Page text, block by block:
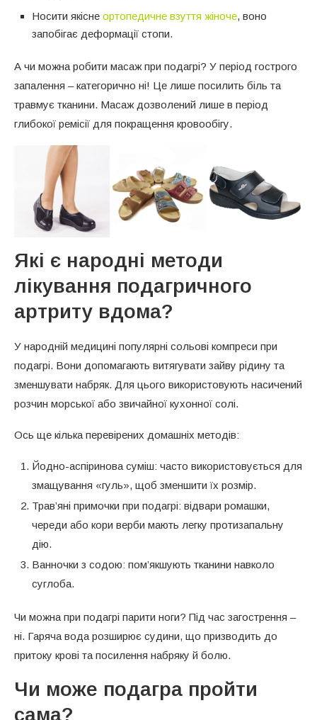
Носити якісне ортопедичне взуття жіноче, воно
запобігає деформації стопи.
А чи можна робити масаж при подагрі? У період гострого
запалення – категорично ні! Це лише посилить біль та
травмує тканини. Масаж дозволений лише в період
глибокої ремісії для покращення кровообігу.
Які є народні методи
лікування подагричного
артриту вдома?
У народній медицині популярні сольові компреси при
подагрі. Вони допомагають витягувати зайву рідину та
зменшувати набряк. Для цього використовують насичений
розчин морської або звичайної кухонної солі.
Ось ще кілька перевірених домашніх методів:
Йодно-аспіринова суміш: часто використовується для
змащування «гуль», щоб зменшити їх розмір.
Трав’яні примочки при подагрі: відвари ромашки,
череди або кори верби мають легку протизапальну
дію.
Ванночки з содою: пом’якшують тканини навколо
суглоба.
Чи можна при подагрі парити ноги? Під час загострення –
ні. Гаряча вода розширює судини, що призводить до
притоку крові та посилення набряку й болю.
Чи може подагра пройти
сама?